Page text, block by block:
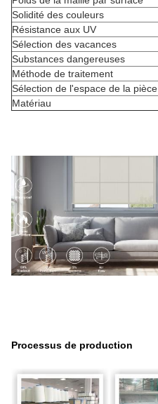
Solidité des couleurs
Résistance aux UV
Sélection des vacances
Substances dangereuses
Méthode de traitement
Sélection de l'espace de la pièce
Matériau
Processus de production